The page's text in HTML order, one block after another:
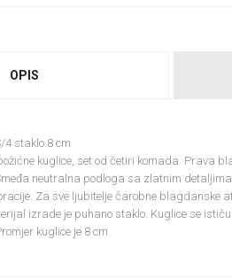
OPIS
4 staklo 8 cm
kuglice, set od četiri komada. Prava
neutralna podloga sa zlatnim
Za sve ljubitelje čarobne blagdanske
izrade je puhano staklo. Kuglice se
kuglice je 8 cm.